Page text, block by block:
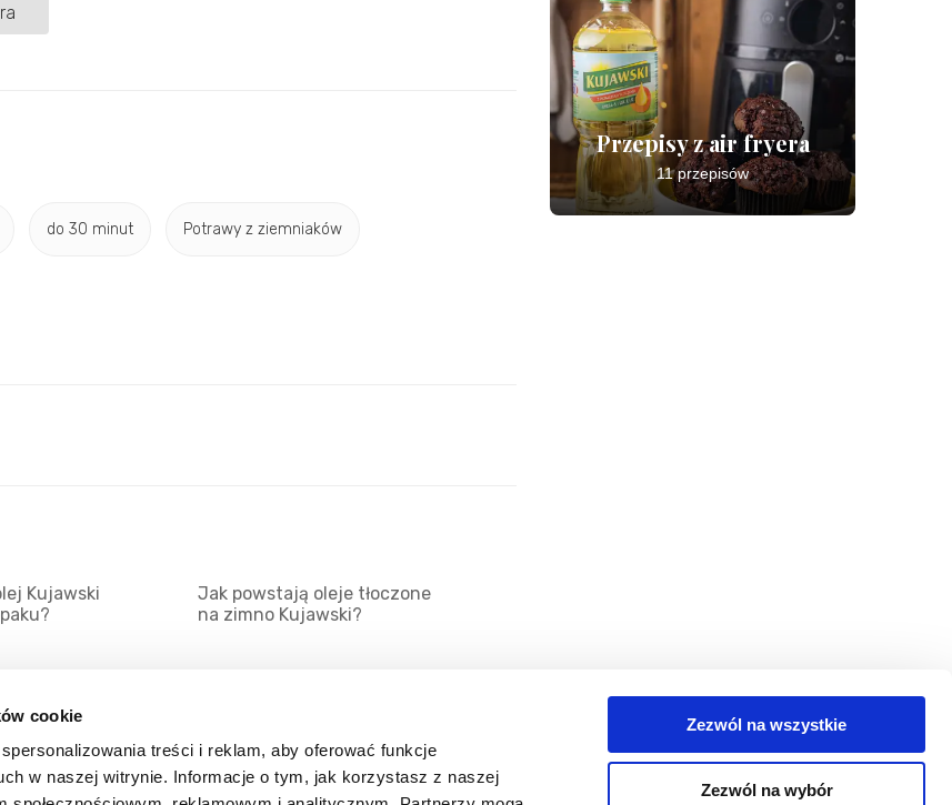
cookie
treści i reklam, aby oferować funkcje
w naszej witrynie. Informacje o tym, jak korzystasz z naszej
Zezwól na wszystkie
Zezwól na wybór
do 30 minut Potrawy z ziemniaków
Przepisy z air fryera
11 przepisów
Kujawski
Jak powstają oleje tłoczone
na zimno Kujawski?
serwisu Kategorie